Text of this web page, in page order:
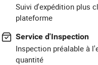
Suivi d'expédition plus
plateforme
Service d'Inspection
Inspection préalable à
quantité